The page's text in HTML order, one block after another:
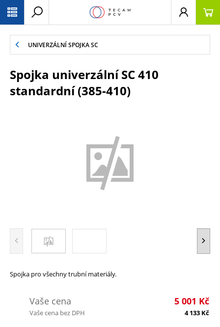
UNIVERZÁLNÍ SPOJKA SC
Spojka univerzální SC 410
standardní (385-410)
Spojka pro všechny trubní materiály.
Vaše cena 5 001 Kč
Vaše cena bez DPH 4 133 Kč